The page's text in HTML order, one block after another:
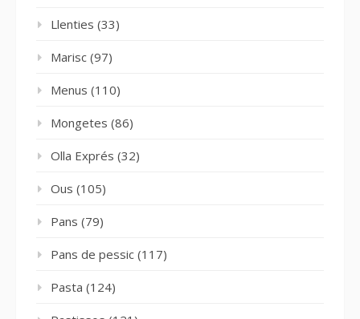
Llenties (33)
Marisc (97)
Menus (110)
Mongetes (86)
Olla Exprés (32)
Ous (105)
Pans (79)
Pans de pessic (117)
Pasta (124)